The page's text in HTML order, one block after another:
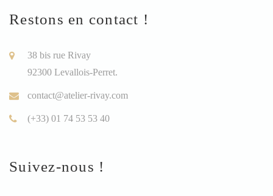
Restons en contact !
38 bis rue Rivay
92300 Levallois-Perret.
contact@atelier-rivay.com
(+33) 01 74 53 53 40
Suivez-nous !